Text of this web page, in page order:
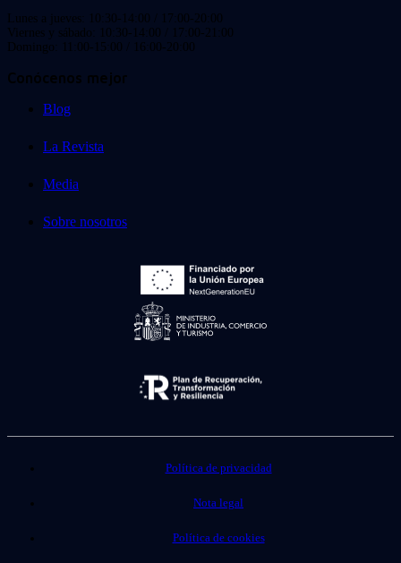
Lunes a jueves: 10:30-14:00 / 17:00-20:00
Viernes y sábado: 10:30-14:00 / 17:00-21:00
Domingo: 11:00-15:00 / 16:00-20:00
Conócenos mejor
Blog
La Revista
Media
Sobre nosotros
Política de privacidad
Nota legal
Política de cookies